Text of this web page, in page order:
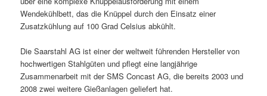
Wendekühlbett, das die Knüppel durch den Einsatz einer
Zusatzkühlung auf 100 Grad Celsius abkühlt.
Die Saarstahl AG ist einer der weltweit führenden Hersteller von
hochwertigen Stahlgüten und pflegt eine langjährige
Zusammenarbeit mit der SMS Concast AG, die bereits 2003 und
2008 zwei weitere Gießanlagen geliefert hat.